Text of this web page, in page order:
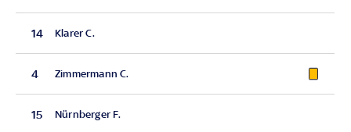
14 Klarer C.
4 Zimmermann C.
15 Nürnberger F.